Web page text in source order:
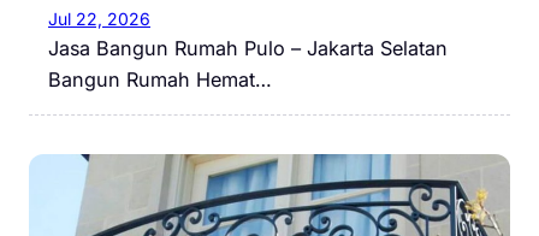
Jul 22, 2026
Jasa Bangun Rumah Pulo – Jakarta Selatan
Bangun Rumah Hemat…